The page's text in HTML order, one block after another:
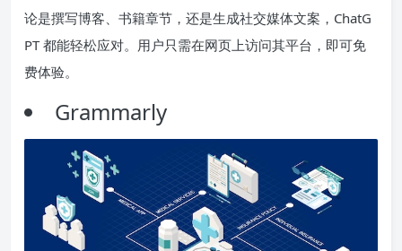
论是撰写博客、书籍章节，还是生成社交媒体文案，ChatG
PT 都能轻松应对。用户只需在网页上访问其平台，即可免
费体验。
Grammarly